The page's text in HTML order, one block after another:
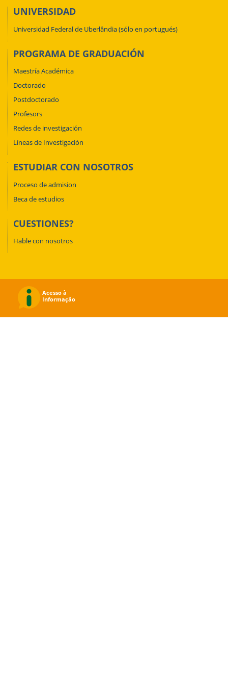
UNIVERSIDAD
Universidad Federal de Uberlândia (sólo en portugués)
PROGRAMA DE GRADUACIÓN
Maestría Académica
Doctorado
Postdoctorado
Profesors
Redes de investigación
Líneas de Investigación
ESTUDIAR CON NOSOTROS
Proceso de admision
Beca de estudios
CUESTIONES?
Hable con nosotros